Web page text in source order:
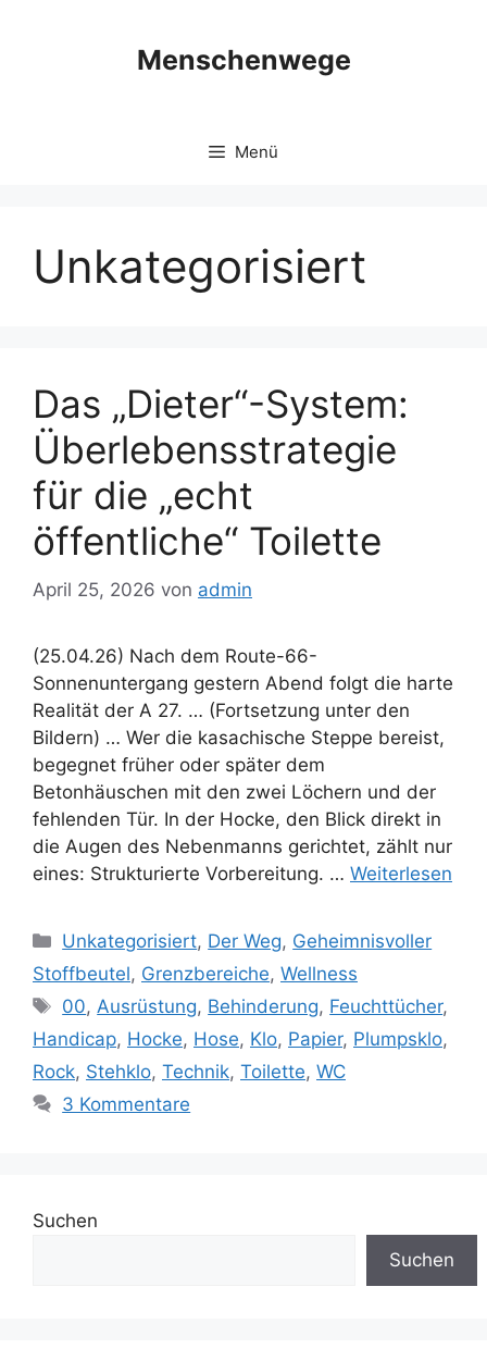
Menschenwege
Menü
Unkategorisiert
Das „Dieter“-System:
Überlebensstrategie
für die „echt
öffentliche“ Toilette
April 25, 2026 von admin
(25.04.26) Nach dem Route-66-
Sonnenuntergang gestern Abend folgt die harte
Realität der A 27. … (Fortsetzung unter den
Bildern) … Wer die kasachische Steppe bereist,
begegnet früher oder später dem
Betonhäuschen mit den zwei Löchern und der
fehlenden Tür. In der Hocke, den Blick direkt in
die Augen des Nebenmanns gerichtet, zählt nur
eines: Strukturierte Vorbereitung. … Weiterlesen
Kategorien
Unkategorisiert, Der Weg, Geheimnisvoller
Stoffbeutel, Grenzbereiche, Wellness
Schlagwörter
00, Ausrüstung, Behinderung, Feuchttücher,
Handicap, Hocke, Hose, Klo, Papier, Plumpsklo,
Rock, Stehklo, Technik, Toilette, WC
3 Kommentare
Suchen
Suchen